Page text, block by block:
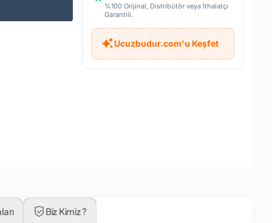
%100 Orijinal, Distribütör veya İthalatçı
Garantili.
Ucuzbudur.com'u Keşfet
Biz Kimiz ?